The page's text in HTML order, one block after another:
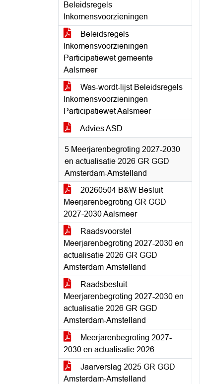
Beleidsregels
Inkomensvoorzieningen
Beleidsregels
Inkomensvoorzieningen
Participatiewet gemeente
Aalsmeer
Was-wordt-lijst Beleidsregels
Inkomensvoorzieningen
Participatiewet Aalsmeer
Advies ASD
5 Meerjarenbegroting 2027-2030
en actualisatie 2026 GR GGD
Amsterdam-Amstelland
20260504 B&W Besluit
Meerjarenbegroting GR GGD
2027-2030 Aalsmeer
Raadsvoorstel
Meerjarenbegroting 2027-2030 en
actualisatie 2026 GR GGD
Amsterdam-Amstelland
Raadsbesluit
Meerjarenbegroting 2027-2030 en
actualisatie 2026 GR GGD
Amsterdam-Amstelland
Meerjarenbegroting 2027-
2030 en actualisatie 2026
Jaarverslag 2025 GR GGD
Amsterdam-Amstelland